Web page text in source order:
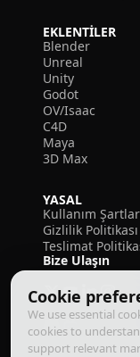
Cookie
We use essential
cookies to
support relevant
EKLENTILER
Blender
Unreal
Unity
Godot
OV/Isaac
C4D
Maya
3D Max
YASAL
Kullanım
Gizlilik Politikası
Teslimat
Bize Ulaşın